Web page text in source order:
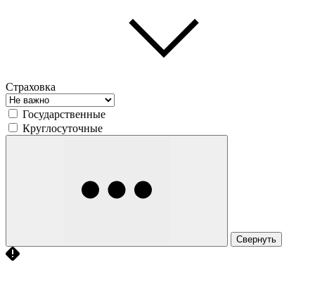
Страховка
Государственные
Круглосуточные
Свернуть